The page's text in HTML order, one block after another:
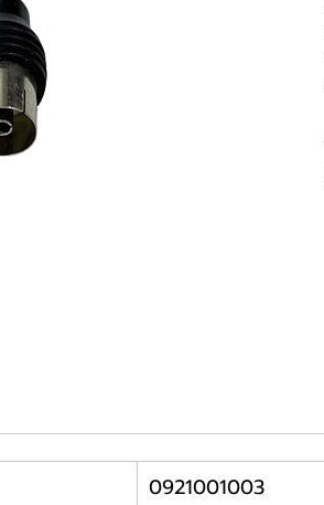
0921001003